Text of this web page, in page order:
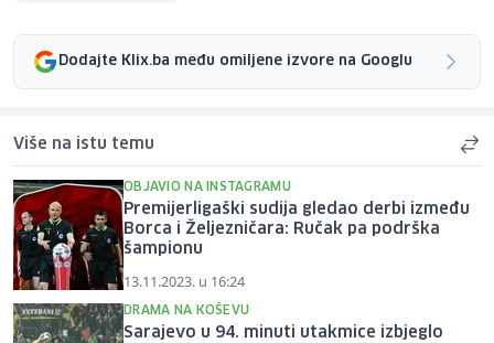
Dodajte Klix.ba među omiljene izvore na Googlu
Više na istu temu
OBJAVIO NA INSTAGRAMU
Premijerligaški sudija gledao derbi između
Borca i Željezničara: Ručak pa podrška
šampionu
13.11.2023. u 16:24
DRAMA NA KOŠEVU
Sarajevo u 94. minuti utakmice izbjeglo